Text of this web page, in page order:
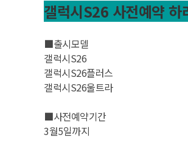
갤럭시S26 사전예약 하
■출시모델
갤럭시S26
갤럭시S26플러스
갤럭시S26울트라
■사전예약기간
3월5일까지